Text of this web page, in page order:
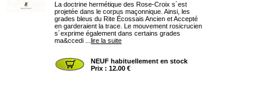
La doctrine hermétique des Rose-Croix s´est
projetée dans le corpus maçonnique. Ainsi, les
grades bleus du Rite Écossais Ancien et Accepté
en garderaient la trace. Le mouvement rosicrucien
s´exprime également dans certains grades
ma&ccedi ... lire la suite
NEUF habituellement en stock
Prix : 12.00 €